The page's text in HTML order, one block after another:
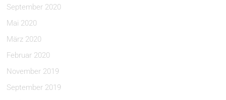
September 2020
Mai 2020
März 2020
Februar 2020
November 2019
September 2019